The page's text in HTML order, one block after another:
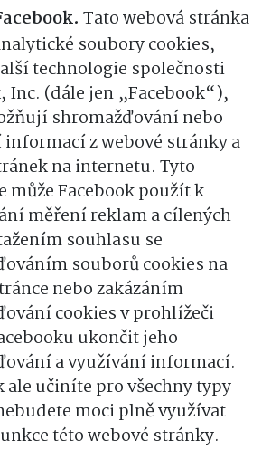
Tato webová stránka
soubory cookies,
technologie společnosti
Inc. (dále jen „Facebook“),
shromažďování nebo
z webové stránky a
na internetu. Tyto
může Facebook použít k
měření reklam a cílených
souhlasu se
souborů cookies na
nebo zakázáním
cookies v prohlížeči
ukončit jeho
a využívání informací.
ale učiníte pro všechny typy
moci plně využívat
této webové stránky.